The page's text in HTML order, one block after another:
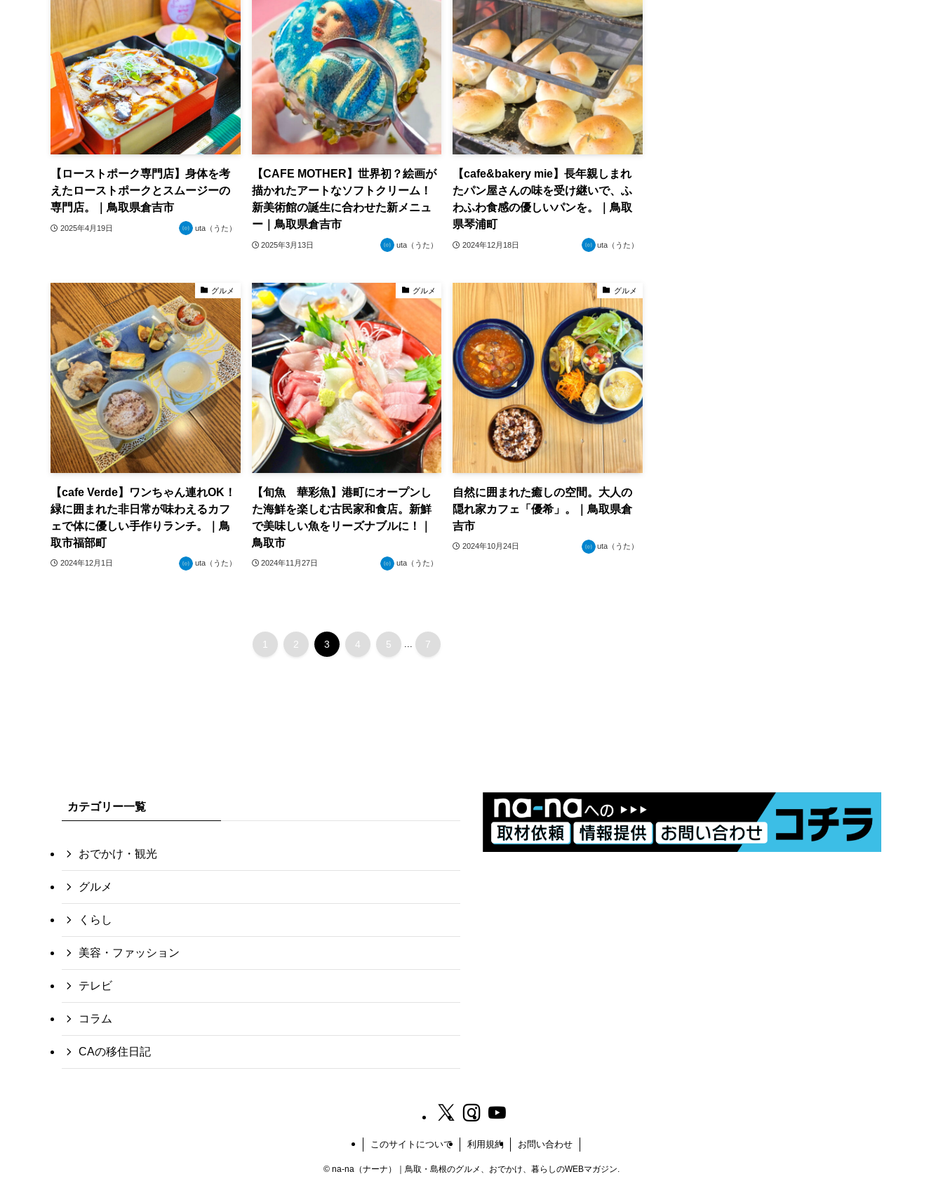
【ローストポーク専門店】身体を考
えたローストポークとスムージーの
専門店。｜鳥取県倉吉市
2025年4月19日 uta（うた）
【CAFE MOTHER】世界初？絵画が
描かれたアートなソフトクリーム！
新美術館の誕生に合わせた新メニュ
ー｜鳥取県倉吉市
2025年3月13日 uta（うた）
【cafe&bakery mie】長年親しまれ
たパン屋さんの味を受け継いで、ふ
わふわ食感の優しいパンを。｜鳥取
県琴浦町
2024年12月18日 uta（うた）
グルメ
【cafe Verde】ワンちゃん連れOK！
緑に囲まれた非日常が味わえるカフ
ェで体に優しい手作りランチ。｜鳥
取市福部町
2024年12月1日 uta（うた）
グルメ
【旬魚 華彩魚】港町にオープンし
た海鮮を楽しむ古民家和食店。新鮮
で美味しい魚をリーズナブルに！｜
鳥取市
2024年11月27日 uta（うた）
グルメ
自然に囲まれた癒しの空間。大人の
隠れ家カフェ「優希」。｜鳥取県倉
吉市
2024年10月24日 uta（うた）
1 2 3 4 5 7
カテゴリー一覧
おでかけ・観光
グルメ
くらし
美容・ファッション
テレビ
コラム
CAの移住日記
このサイトについて 利用規約 お問い合わせ
© na-na（ナーナ）｜鳥取・島根のグルメ、おでかけ、暮らしのWEBマガジン.